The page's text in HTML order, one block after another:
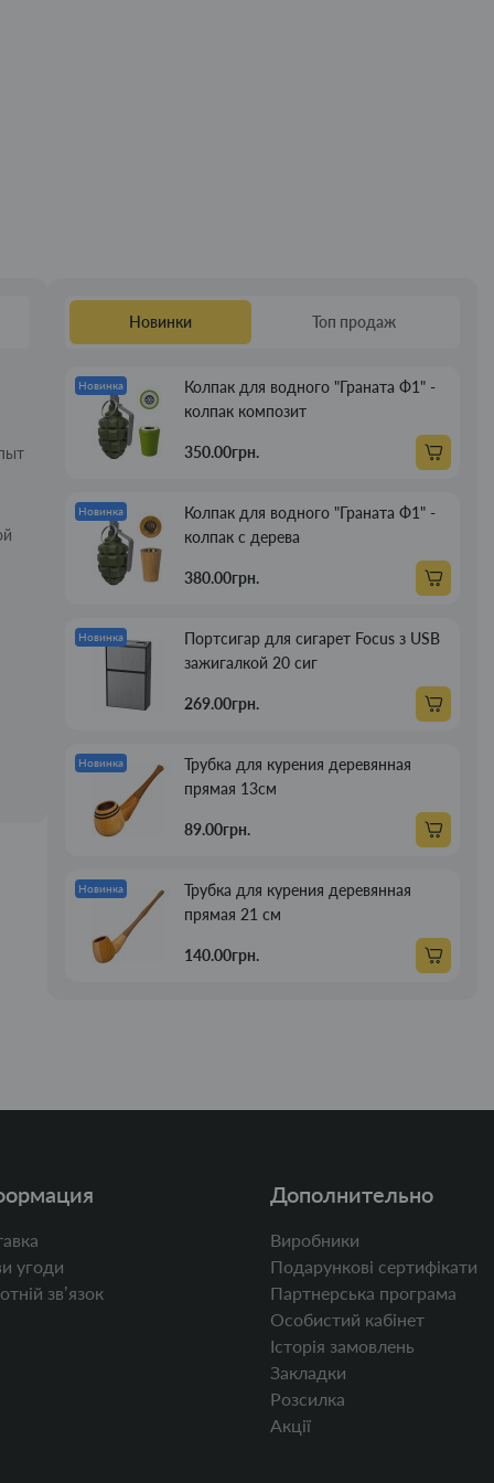
Новинки Топ продаж
Новинка
Колпак для водного "Граната Ф1" -
колпак композит
350.00грн.
Новинка
Колпак для водного "Граната Ф1" -
колпак с дерева
380.00грн.
Новинка
Портсигар для сигарет Focus з USB
зажигалкой 20 сиг
269.00грн.
Новинка
Трубка для курения деревянная
прямая 13см
89.00грн.
Новинка
Трубка для курения деревянная
прямая 21 см
140.00грн.
угоди
звʼязок
Дополнительно
Виробники
Подарункові сертифікати
Партнерська програма
Особистий кабінет
Історія замовлень
Закладки
Розсилка
Акції